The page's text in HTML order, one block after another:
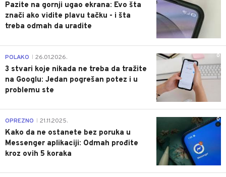
Pazite na gornji ugao ekrana: Evo šta
znači ako vidite plavu tačku - i šta
treba odmah da uradite
0
POLAKO 26.01.2026.
3 stvari koje nikada ne treba da tražite
na Googlu: Jedan pogrešan potez i u
problemu ste
0
OPREZNO 21.11.2025.
Kako da ne ostanete bez poruka u
Messenger aplikaciji: Odmah prođite
kroz ovih 5 koraka